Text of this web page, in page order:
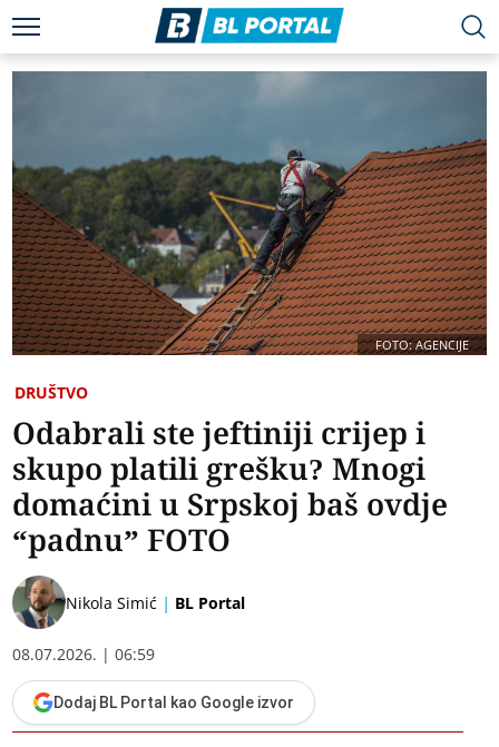
FOTO: AGENCIJE
DRUŠTVO
Odabrali ste jeftiniji crijep i
skupo platili grešku? Mnogi
domaćini u Srpskoj baš ovdje
“padnu” FOTO
Nikola Simić | BL Portal
08.07.2026. | 06:59
Dodaj BL Portal kao Google izvor